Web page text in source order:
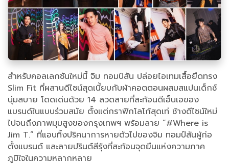
สำหรับคอลเลกชันใหม่นี้ จิม ทอมป์สัน ปล่อยไอเทมเสื้อยืดทรง
Slim Fit ที่ผสานดีไซน์สุดเนี้ยบกับผ้าคอตตอนผสมสแปนเด็กซ์
นุ่มสบาย โดดเด่นด้วย 14 ลวดลายที่สะท้อนดีเอ็นเอของ
แบรนด์ในแบบร่วมสมัย ตั้งแต่กราฟิกโลโก้สุดเท่ ช้างดีไซน์ใหม่
ไปจนถึงภาพมุมสูงของกรุงเทพฯ พร้อมลาย ”#Where is
Jim T.” ที่แอบทิ้งปริศนาการหายตัวไปของจิม ทอมป์สันผู้ก่อ
ตั้งแบรนด์ และลายปรินต์สีรุ้งที่สะท้อนจุดยืนแห่งความภาค
ภูมิใจในความหลากหลาย